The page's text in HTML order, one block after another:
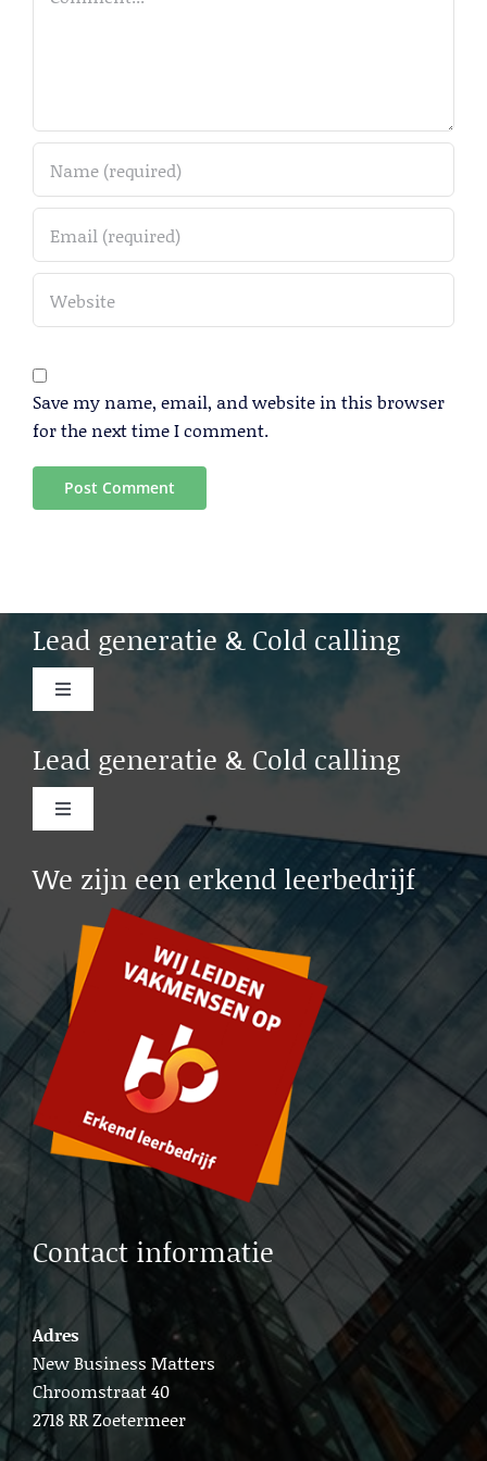
Save my name, email, and website in this browser
for the next time I comment.
Lead generatie & Cold calling
Toggle
Cold calling Amsterdam
Cold calling Rotterdam
Cold calling Leiden
Cold calling Delft
Cold calling Gouda
Lead generatie & Cold calling
Toggle
Lead generation b2b Rotterdam
Lead generation b2b Leiden
Lead generation b2b Gouda
Lead generation b2b Delft
Lead b2b generation Amsterdam
We zijn een erkend leerbedrijf
Contact informatie
Adres
New Business Matters
Chroomstraat 40
2718 RR Zoetermeer